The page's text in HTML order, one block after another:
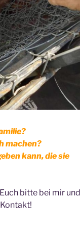
machen?
kann, die sie
bitte bei mir und